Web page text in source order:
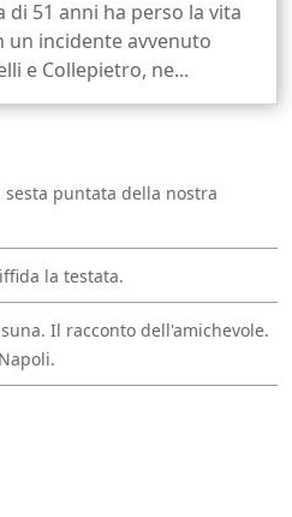
di 51 anni ha perso la vita
incidente avvenuto
e Collepietro, ne...
puntata della nostra
la testata.
Il racconto dell'amichevole.